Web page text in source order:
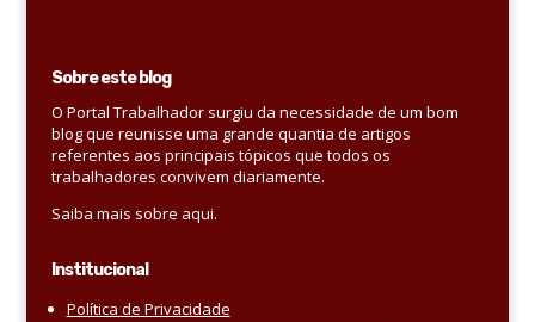
Sobre este blog
O Portal Trabalhador surgiu da necessidade de um bom
blog que reunisse uma grande quantia de artigos
referentes aos principais tópicos que todos os
trabalhadores convivem diariamente.
Saiba mais sobre aqui.
Institucional
Política de Privacidade